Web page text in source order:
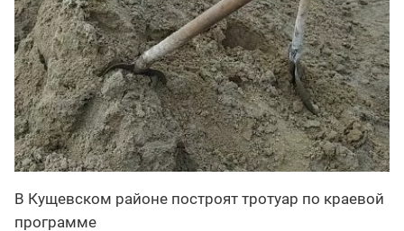
В Кущевском районе построят тротуар по краевой
программе